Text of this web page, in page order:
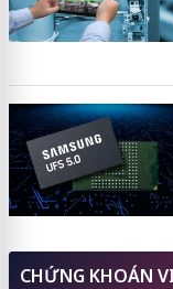
CHỨNG KHOÁN